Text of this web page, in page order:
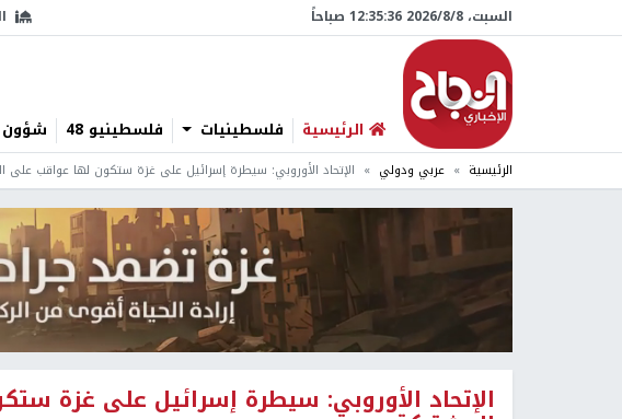
السبت، 8/‏8/‏2026 12:35:37 صباحاً
الرئيسية فلسطينيات فلسطينيو 48 شؤون
الرئيسية عربي ودولي الإتحاد الأوروبي: سيطرة إسرائيل على غزة ستكون لها عواقب على
الإتحاد الأوروبي: سيطرة إسرائيل على غزة